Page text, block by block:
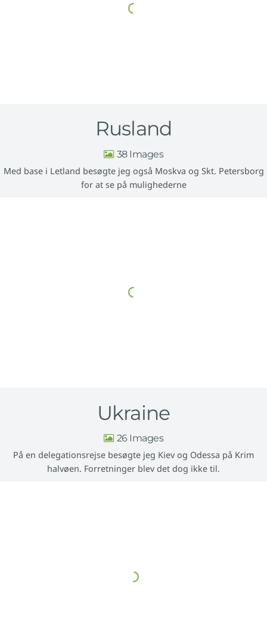
Rusland
38
Med base i Letland besøgte jeg også Moskva og Skt. Petersborg
for at se på mulighederne
Ukraine
26
På en delegationsrejse besøgte jeg Kiev og Odessa på Krim
halvøen. Forretninger blev det dog ikke til.